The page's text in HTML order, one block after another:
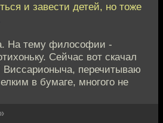
и завести детей, но тоже
На тему философии -
Сейчас вот скачал
Виссарионыча, перечитываю
в бумаге, многого не
»